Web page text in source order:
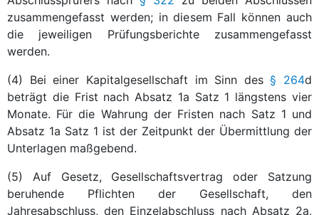
zusammengefasst werden; in diesem Fall können auch
die jeweiligen Prüfungsberichte zusammengefasst
werden.
(4) Bei einer Kapitalgesellschaft im Sinn des§ 264d
beträgt die Frist nach Absatz 1a Satz 1 längstens vier
Monate. Für die Wahrung der Fristen nach Satz 1 und
Absatz 1a Satz 1 ist der Zeitpunkt der Übermittlung der
Unterlagen maßgebend.
(5) Auf Gesetz, Gesellschaftsvertrag oder Satzung
beruhende Pflichten der Gesellschaft, den
Jahresabschluss, den Einzelabschluss nach Absatz 2a,